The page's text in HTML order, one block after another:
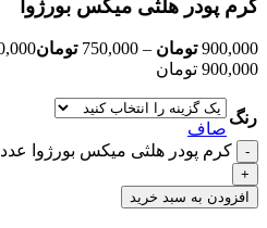
کرم پودر هلثی میکس بورژوا
900,000 تومان –
750,000 تومان
900,000 تومان
رنگ
صاف
کرم پودر هلثی میکس بورژوا عدد
افزودن به سبد خرید